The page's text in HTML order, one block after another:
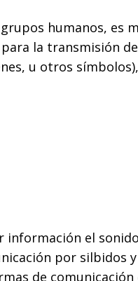
humanos, es
la transmisión de
u otros
información el
por silbidos y
de comunicación